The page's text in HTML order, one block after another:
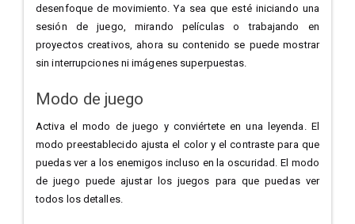
desenfoque de movimiento. Ya sea que esté iniciando una
sesión de juego, mirando películas o trabajando en
proyectos creativos, ahora su contenido se puede mostrar
sin interrupciones ni imágenes superpuestas.
Modo de juego
Activa el modo de juego y conviértete en una leyenda. El
modo preestablecido ajusta el color y el contraste para que
puedas ver a los enemigos incluso en la oscuridad. El modo
de juego puede ajustar los juegos para que puedas ver
todos los detalles.